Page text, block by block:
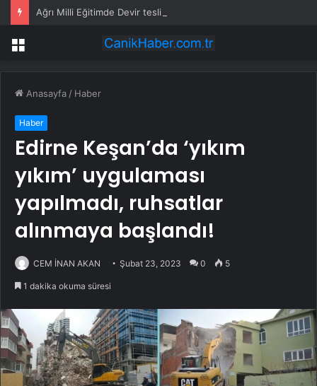
Ağrı Milli Eğitimde Devir teslim yapıldı
Menü
Anasayfa / Haber
Haber
Edirne Keşan’da ‘yıkım
yıkım’ uygulaması
yapılmadı, ruhsatlar
alınmaya başlandı!
CEM İNAN AKAN Şubat 23, 2023 0 5
1 dakika okuma süresi